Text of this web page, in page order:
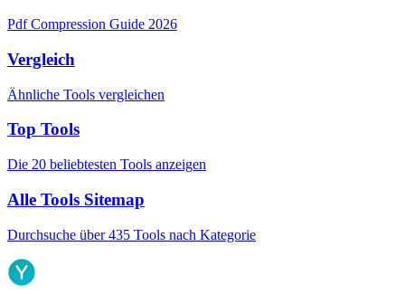
Pdf Compression Guide 2026
Vergleich
Ähnliche Tools vergleichen
Top Tools
Die 20 beliebtesten Tools anzeigen
Alle Tools Sitemap
Durchsuche über 435 Tools nach Kategorie